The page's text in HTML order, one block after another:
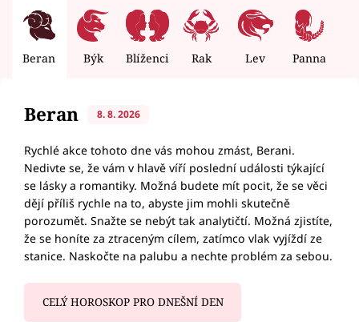
Beran Býk Blíženci Rak Lev Panna
Beran 8. 8. 2026
Rychlé akce tohoto dne vás mohou zmást, Berani.
Nedivte se, že vám v hlavě víří poslední události týkající
se lásky a romantiky. Možná budete mít pocit, že se věci
dějí příliš rychle na to, abyste jim mohli skutečně
porozumět. Snažte se nebýt tak analytičtí. Možná zjistíte,
že se honíte za ztraceným cílem, zatímco vlak vyjíždí ze
stanice. Naskočte na palubu a nechte problém za sebou.
CELÝ HOROSKOP PRO DNEŠNÍ DEN